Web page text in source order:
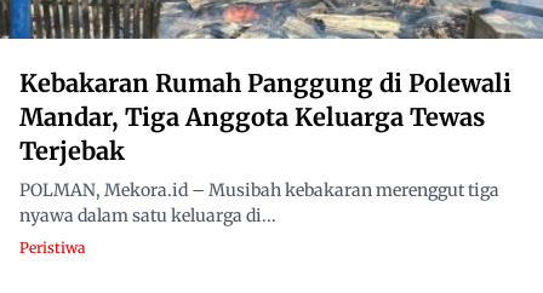
Kebakaran Rumah Panggung di Polewali
Mandar, Tiga Anggota Keluarga Tewas
Terjebak
POLMAN, Mekora.id – Musibah kebakaran merenggut tiga
nyawa dalam satu keluarga di...
Peristiwa